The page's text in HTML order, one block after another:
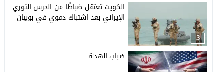
3
الكويت تعتقل ضباطًا من الحرس الثوري
الإيراني بعد اشتباك دموي في بوبيان
ضباب الهدنة